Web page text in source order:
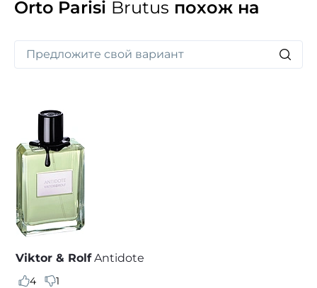
Orto Parisi Brutus похож на
Viktor & Rolf Antidote
4 1